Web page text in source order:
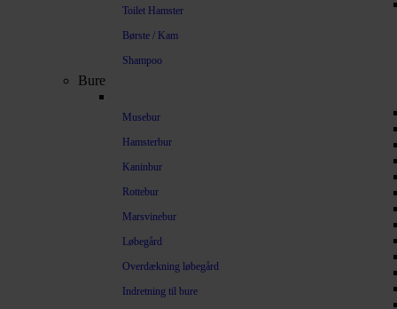
Toilet Hamster
Børste / Kam
Shampoo
Bure
Musebur
Hamsterbur
Kaninbur
Rottebur
Marsvinebur
Løbegård
Overdækning løbegård
Indretning til bure